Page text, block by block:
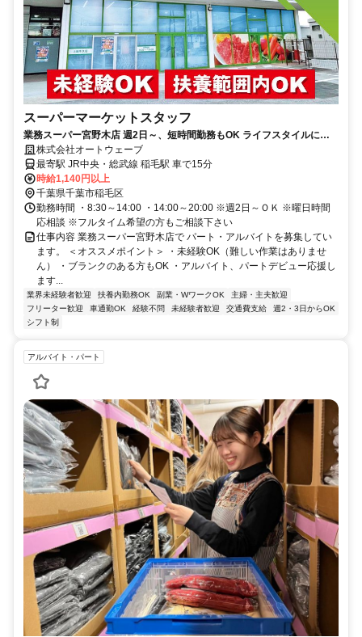
スーパーマーケットスタッフ
業務スーパー宮野木店 週2日～、短時間勤務もOK ライフスタイルに合
わせて働ける
株式会社オートウェーブ
最寄駅 JR中央・総武線 稲毛駅 車で15分
時給1,140円以上
千葉県千葉市稲毛区
勤務時間 ・8:30～14:00 ・14:00～20:00 ※週2日～ＯＫ ※曜日時間
応相談 ※フルタイム希望の方もご相談下さい
仕事内容 業務スーパー宮野木店で パート・アルバイトを募集してい
ます。 ＜オススメポイント＞ ・未経験OK（難しい作業はありませ
ん） ・ブランクのある方もOK ・アルバイト、パートデビュー応援し
ます...
業界未経験者歓迎 扶養内勤務OK 副業・WワークOK
主婦・主夫歓迎
フリーター歓迎
車通勤OK 経験不問 未経験者歓迎 交通費支給
週2・3日からOK
シフト制
アルバイト・パート